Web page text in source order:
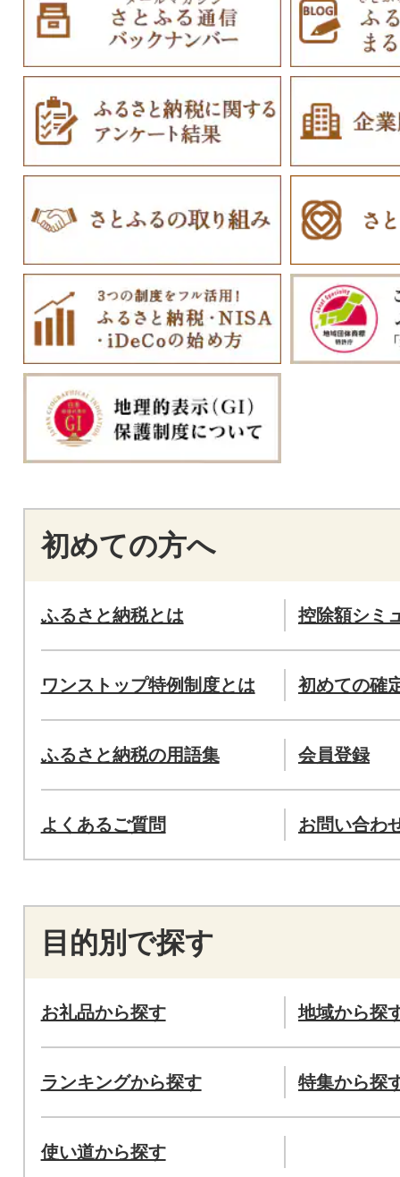
初めての方へ
ふるさと納税とは 控除額シミ
ワンストップ特例制度とは 初めての確
ふるさと納税の用語集 会員登録
よくあるご質問 お問い合わ
目的別で探す
お礼品から探す 地域から探
ランキングから探す 特集から探
使い道から探す